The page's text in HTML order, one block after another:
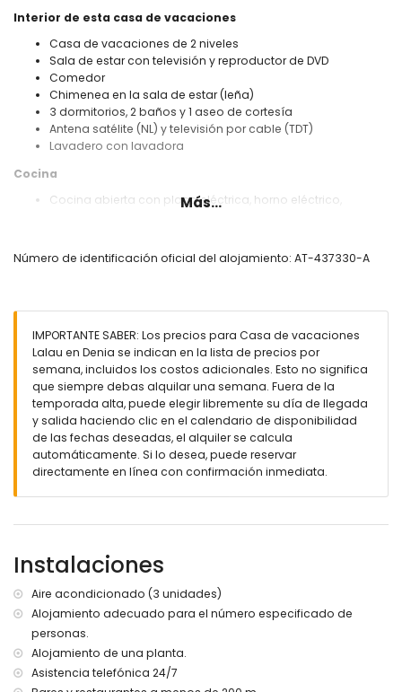
Interior de esta casa de vacaciones
Casa de vacaciones de 2 niveles
Sala de estar con televisión y reproductor de DVD
Comedor
Chimenea en la sala de estar (leña)
3 dormitorios, 2 baños y 1 aseo de cortesía
Antena satélite (NL) y televisión por cable (TDT)
Lavadero con lavadora
Cocina
Cocina abierta con placa eléctrica, horno eléctrico,
Dormitorios y baños
Baño en suite con lavabo individual, ducha y WC
Baño con lavabo individual, ducha y WC
Exterior de esta casa de vacaciones
Parcela grande y cerrada
Piscina privada de 10m x 5m y 1.5m de profundidad
Hermoso jardín con césped, árboles y muebles de jardín
con tumbonas
2 terrazas, una de ellas cubierta
Ducha exterior
Espacio de estacionamiento cubierto privado y 2 plazas
Más información
Pueblo más cercano: Ondara (a menos de 100 metros de la
casa)
Ribera o costa más cercana: Mar Mediterráneo, Denia (a
menos de 5 kilómetros de la casa)
Playa más cercana: Las Marinas, Denia (a menos de 5
kilómetros de la casa)
Más...
Número de identificación oficial del alojamiento: AT-437330-A
IMPORTANTE SABER: Los precios para Casa de vacaciones
Lalau en Denia se indican en la lista de precios por
semana, incluidos los costos adicionales. Esto no significa
que siempre debas alquilar una semana. Fuera de la
temporada alta, puede elegir libremente su día de llegada
y salida haciendo clic en el calendario de disponibilidad
de las fechas deseadas, el alquiler se calcula
automáticamente. Si lo desea, puede reservar
directamente en línea con confirmación inmediata.
Instalaciones
Aire acondicionado (3 unidades)
Alojamiento adecuado para el número especificado de
personas.
Alojamiento de una planta.
Asistencia telefónica 24/7